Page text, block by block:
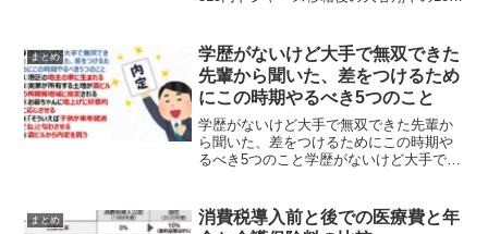
うなる？大谷翔平ドジャース移籍での...
まとめ
学歴がないけど大手で無双できた
先輩から聞いた、差をつけるため
にこの時期やるべき5つのこと
学歴がないけど大手で無双できた先輩か
ら聞いた、差をつけるためにこの時期や
るべき5つのこと学歴がないけど大手で無
地主の家に生まれる②実家が所有する土
地が森ビルの再開発地...
まとめ
消費税導入前と後での医療費と年